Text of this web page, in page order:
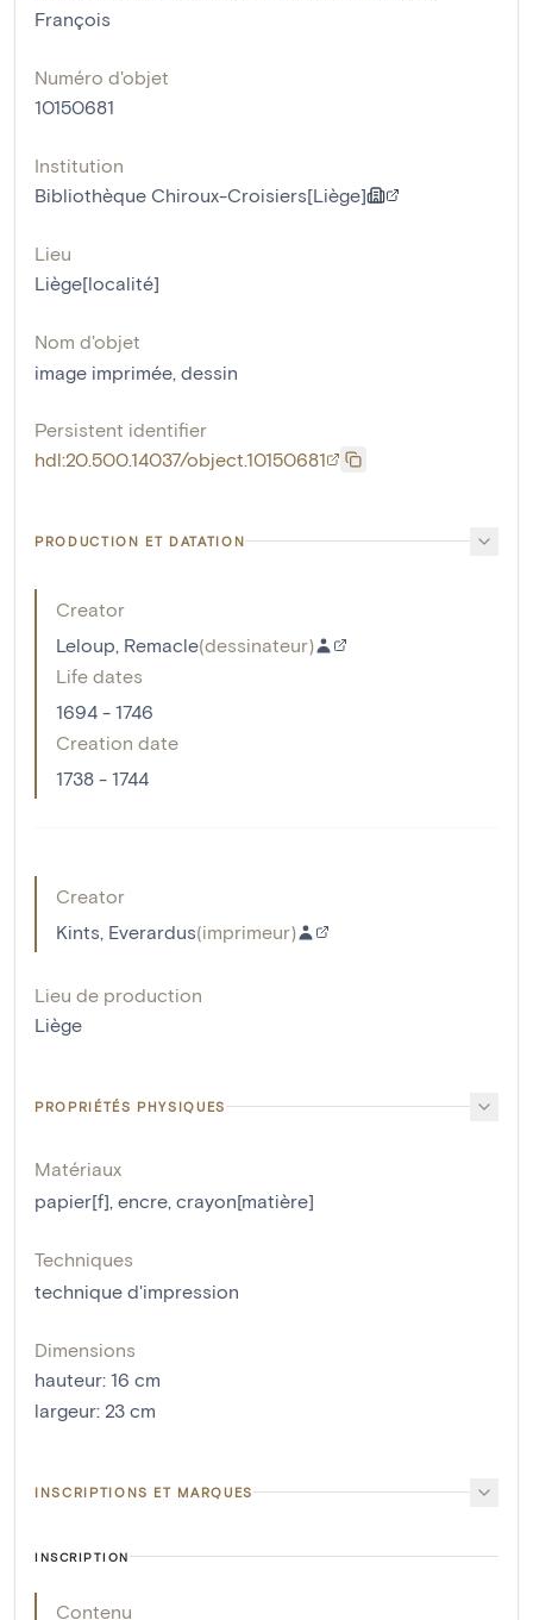
François
Numéro d'objet
10150681
Institution
Bibliothèque Chiroux-Croisiers[Liège]
Lieu
Liège[localité]
Nom d'objet
image imprimée, dessin
Persistent identifier
hdl:20.500.14037/object.10150681
PRODUCTION ET DATATION
Creator
Leloup, Remacle(dessinateur)
Life dates
1694 - 1746
Creation date
1738 - 1744
Creator
Kints, Everardus(imprimeur)
Lieu de production
Liège
PROPRIÉTÉS PHYSIQUES
Matériaux
papier[f], encre, crayon[matière]
Techniques
technique d'impression
Dimensions
hauteur: 16 cm
largeur: 23 cm
INSCRIPTIONS ET MARQUES
INSCRIPTION
Contenu